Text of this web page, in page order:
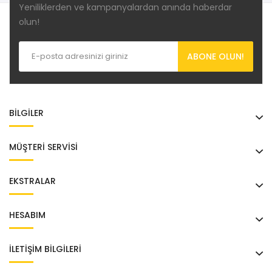
Yeniliklerden ve kampanyalardan anında haberdar
olun!
ABONE OLUN!
BILGILER
MÜŞTERI SERVISI
EKSTRALAR
HESABIM
İLETİŞİM BİLGİLERİ